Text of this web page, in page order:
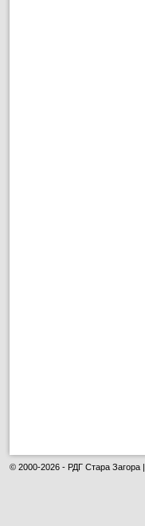
© 2000-2026 - РДГ Стара Загора |